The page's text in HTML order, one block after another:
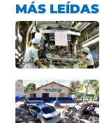
MÁS LEÍDAS